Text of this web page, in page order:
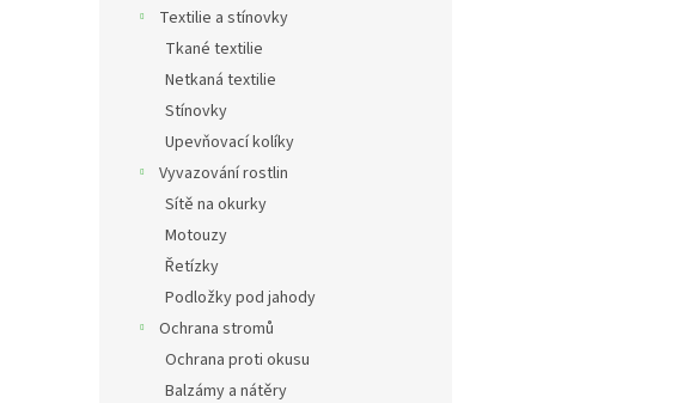
Textilie a stínovky
Tkané textilie
Netkaná textilie
Stínovky
Upevňovací kolíky
Vyvazování rostlin
Sítě na okurky
Motouzy
Řetízky
Podložky pod jahody
Ochrana stromů
Ochrana proti okusu
Balzámy a nátěry